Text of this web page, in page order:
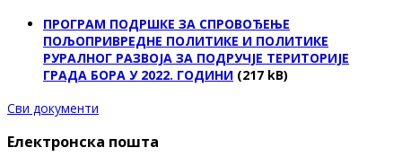
ПРОГРАМ ПОДРШКЕ ЗА СПРОВОЂЕЊЕ
ПОЉОПРИВРЕДНЕ ПОЛИТИКЕ И ПОЛИТИКЕ
РУРАЛНОГ РАЗВОЈА ЗА ПОДРУЧЈЕ ТЕРИТОРИЈЕ
ГРАДА БОРА У 2022. ГОДИНИ (217 kB)
Сви документи
Електронска пошта